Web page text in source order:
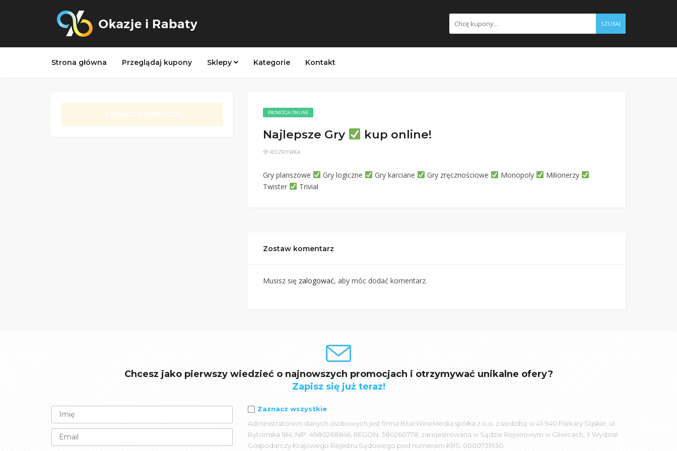
SZUKAJ
Strona główna Przeglądaj kupony Sklepy Kategorie Kontakt
ZOBACZ PROMOCJĘ PROMOCJA ONLINE
Najlepsze Gry kup online!
ROZRYWKA
Gry planszowe Gry logiczne Gry karciane Gry zręcznościowe Monopoly
Milionerzy
Twister
Trivial
Zostaw komentarz
Musisz się zalogować, aby móc dodać komentarz.
Chcesz jako pierwszy wiedzieć o najnowszych promocjach i otrzymywać unikalne ofery?
Zapisz się już teraz!
Zaznacz wszystkie
Administratorem danych osobowych jest firma BlueWineMedia spółka z o.o. z siedzibą w 41-940 Piekary Śląskie; ul.
Bytomska 184; NIP: 4980268646, REGON: 380260778; zarejestrowana w Sądzie Rejonowym w Gliwicach, X Wydział
Gospodarczy Krajowego Rejestru Sądowego pod numerem KRS: 0000731930.